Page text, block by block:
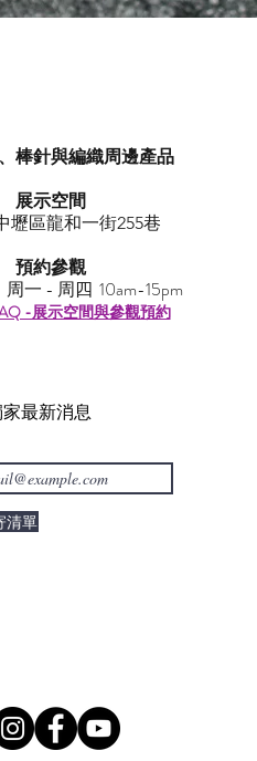
棒針與編織周邊產品
展示空間
壢區龍和一街255巷
預約參觀
一 - 周四 10am-15pm
-展示空間與參觀預約
最新消息
清單